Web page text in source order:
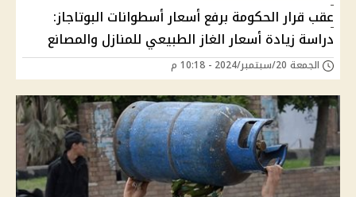
عقب قرار الحكومة برفع أسعار أسطوانات البوتاجاز:
دراسة زيادة أسعار الغاز الطبيعي للمنازل والمصانع
الجمعة 20/سبتمبر/2024 - 10:18 م